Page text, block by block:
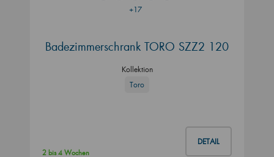
+17
Badezimmerschrank TORO SZZ2 120
Kollektion
Toro
DETAIL
2 bis 4 Wochen